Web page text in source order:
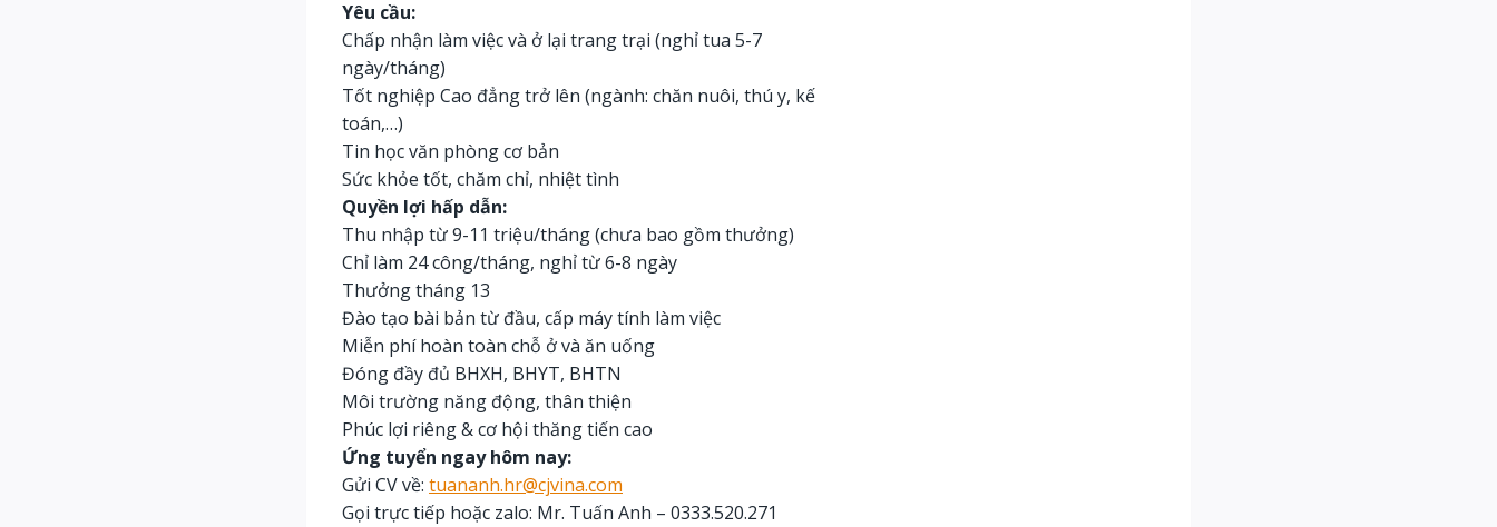
Yêu cầu:
Chấp nhận làm việc và ở lại trang trại (nghỉ tua 5-7
ngày/tháng)
Tốt nghiệp Cao đẳng trở lên (ngành: chăn nuôi, thú y, kế
toán,…)
Tin học văn phòng cơ bản
Sức khỏe tốt, chăm chỉ, nhiệt tình
Quyền lợi hấp dẫn:
Thu nhập từ 9-11 triệu/tháng (chưa bao gồm thưởng)
Chỉ làm 24 công/tháng, nghỉ từ 6-8 ngày
Thưởng tháng 13
Đào tạo bài bản từ đầu, cấp máy tính làm việc
Miễn phí hoàn toàn chỗ ở và ăn uống
Đóng đầy đủ BHXH, BHYT, BHTN
Môi trường năng động, thân thiện
Phúc lợi riêng & cơ hội thăng tiến cao
Ứng tuyển ngay hôm nay:
Gửi CV về: tuananh.hr@cjvina.com
Gọi trực tiếp hoặc zalo: Mr. Tuấn Anh – 0333.520.271